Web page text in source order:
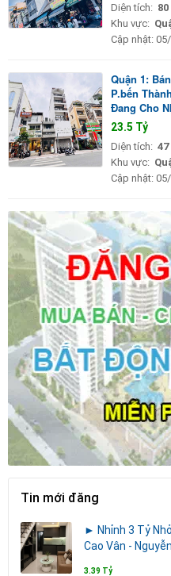
Diện tích: 80
Khu vực:
Cập nhật:
Quận 1:
P.bến
Đang Cho
23.5 Tỷ
Diện tích: 47
Khu vực:
Cập nhật:
Tin mới đăng
► Nhỉnh 3 Tỷ
Cao Vân -
3.39 Tỷ